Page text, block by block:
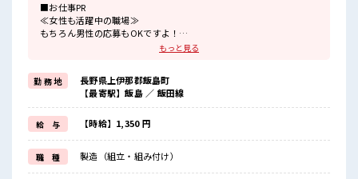
■お仕事PR
≪女性も活躍中の職場≫
もちろん男性の応募もOKですよ！
場合によってはお願いすることもあります♪
≪髪型自由≫
基本的に髪色自由で明るすぎたり奇抜でなければOKです！
(規定有)制服があると毎日の服選びに悩まずOK♪
≪初めての仕事だけど自分にもできそう≫
新しいことにチャレンジするのは不安だけど、
しっかり働く環境が整っています！
イチからスキルUP・ステップUP目指していきましょう！
もっと見る
勤 務 地
長野県上伊那郡飯島町
【最寄駅】飯島 ／ 飯田線
給 与 【時給】1,350 円
職 種 製造（組立・組み付け）